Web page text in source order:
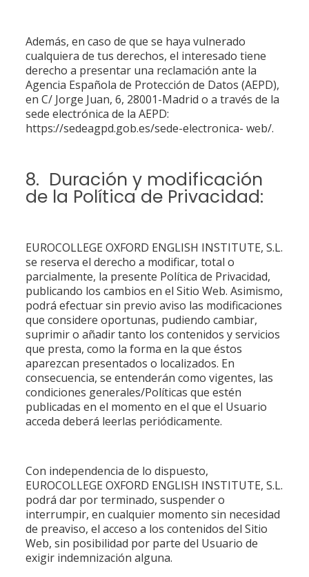
Además, en caso de que se haya vulnerado
cualquiera de tus derechos, el interesado tiene
derecho a presentar una reclamación ante la
Agencia Española de Protección de Datos (AEPD),
en C/ Jorge Juan, 6, 28001-Madrid o a través de la
sede electrónica de la AEPD:
https://sedeagpd.gob.es/sede-electronica- web/.
8. Duración y modificación
de la Política de Privacidad:
EUROCOLLEGE OXFORD ENGLISH INSTITUTE, S.L.
se reserva el derecho a modificar, total o
parcialmente, la presente Política de Privacidad,
publicando los cambios en el Sitio Web. Asimismo,
podrá efectuar sin previo aviso las modificaciones
que considere oportunas, pudiendo cambiar,
suprimir o añadir tanto los contenidos y servicios
que presta, como la forma en la que éstos
aparezcan presentados o localizados. En
consecuencia, se entenderán como vigentes, las
condiciones generales/Políticas que estén
publicadas en el momento en el que el Usuario
acceda deberá leerlas periódicamente.
Con independencia de lo dispuesto,
EUROCOLLEGE OXFORD ENGLISH INSTITUTE, S.L.
podrá dar por terminado, suspender o
interrumpir, en cualquier momento sin necesidad
de preaviso, el acceso a los contenidos del Sitio
Web, sin posibilidad por parte del Usuario de
exigir indemnización alguna.